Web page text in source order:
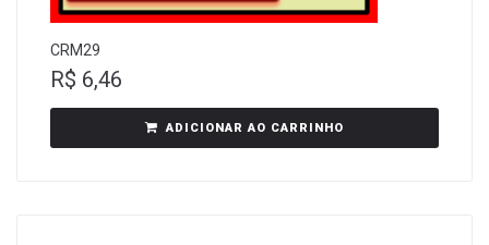
CRM29
R$ 6,46
ADICIONAR AO CARRINHO